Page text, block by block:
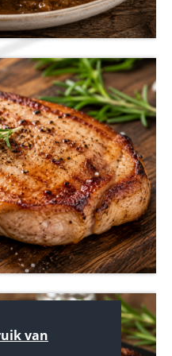
van